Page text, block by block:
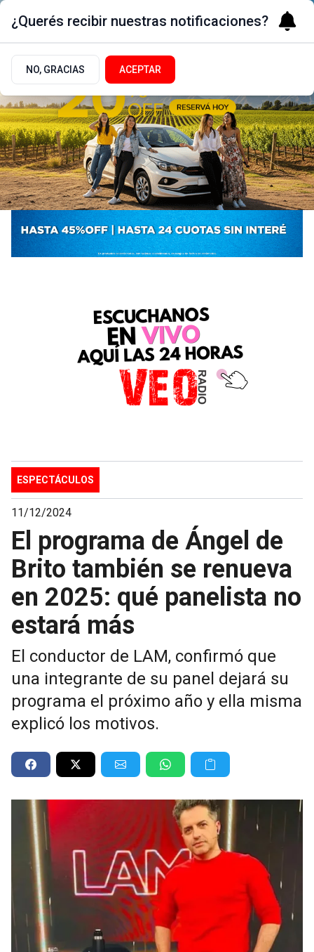
ESPECTÁCULOS
11/12/2024
El programa de Ángel de
Brito también se renueva
en 2025: qué panelista no
estará más
El conductor de LAM, confirmó que
una integrante de su panel dejará su
programa el próximo año y ella misma
explicó los motivos.
¿Querés recibir nuestras notificaciones?
NO, GRACIAS ACEPTAR